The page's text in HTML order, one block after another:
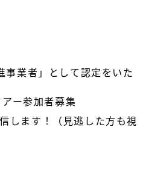
事業者」として認定をいた
ー参加者募集
します！（見逃した方も視